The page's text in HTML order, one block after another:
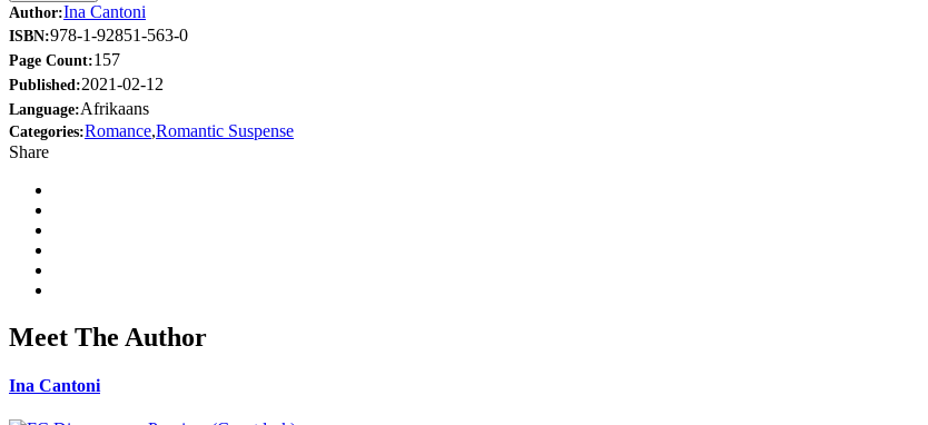
Author:Ina Cantoni
ISBN:978-1-92851-563-0
Page Count:157
Published:2021-02-12
Language:Afrikaans
Categories:Romance,Romantic Suspense
Share
Meet The Author
Ina Cantoni